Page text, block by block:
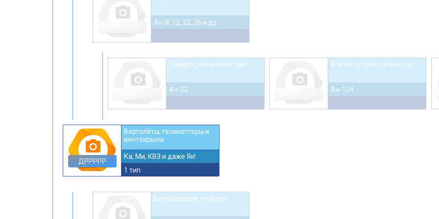
photo_camera
Ан-8, 12, 22, 26 и др.
photo_camera
Говорят, киты не летают
Ан-22
photo_camera
А если летают, то во снах
Ан-124
photo_camera
ДРРРРР
Вертолёты, геликоптеры и
винтокрылы
Ка, Ми, КВЗ и даже Як!
1 тип
photo_camera
Винтокрылые гиганты